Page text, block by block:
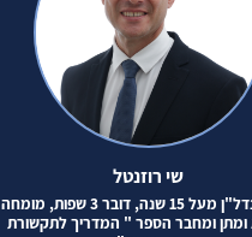
שי רוזנטל
מתווך נדל"ן מעל 15 שנה, דובר 3 שפות, מומחה
ומחבר הספר " המדריך לתקשורת